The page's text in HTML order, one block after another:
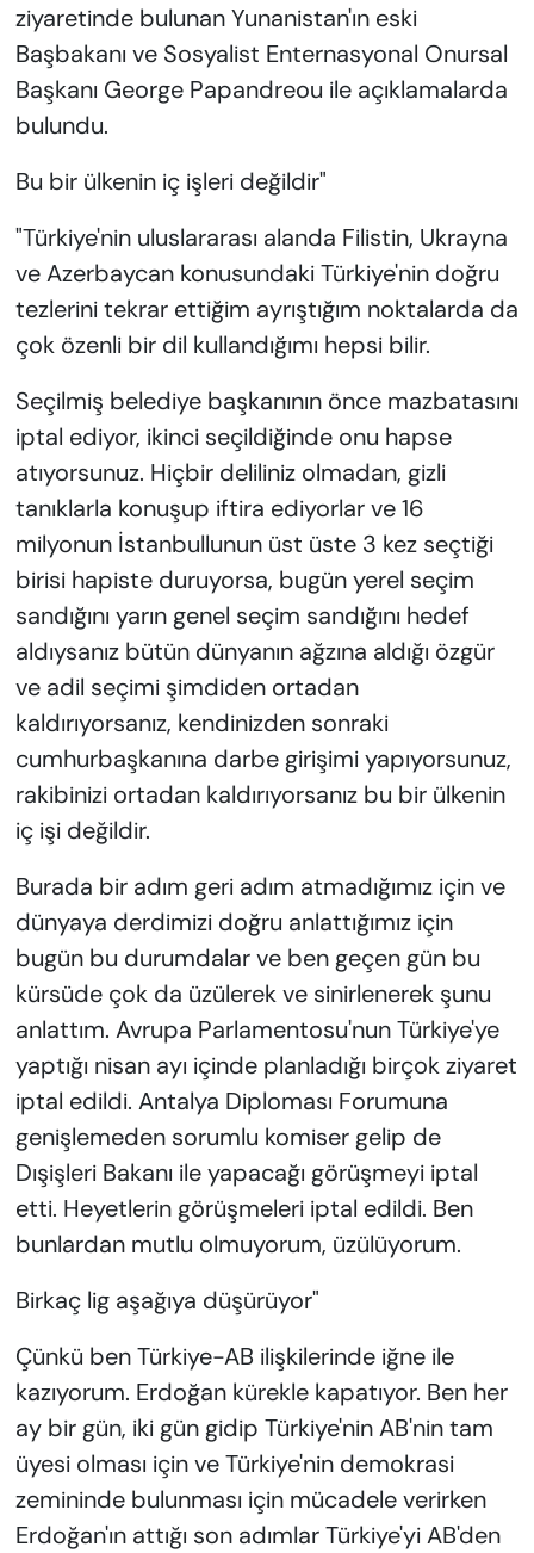
ziyaretinde bulunan Yunanistan'ın eski
Başbakanı ve Sosyalist Enternasyonal Onursal
Başkanı George Papandreou ile açıklamalarda
bulundu.
Bu bir ülkenin iç işleri değildir"
"Türkiye'nin uluslararası alanda Filistin, Ukrayna
ve Azerbaycan konusundaki Türkiye'nin doğru
tezlerini tekrar ettiğim ayrıştığım noktalarda da
çok özenli bir dil kullandığımı hepsi bilir.
Seçilmiş belediye başkanının önce mazbatasını
iptal ediyor, ikinci seçildiğinde onu hapse
atıyorsunuz. Hiçbir deliliniz olmadan, gizli
tanıklarla konuşup iftira ediyorlar ve 16
milyonun İstanbullunun üst üste 3 kez seçtiği
birisi hapiste duruyorsa, bugün yerel seçim
sandığını yarın genel seçim sandığını hedef
aldıysanız bütün dünyanın ağzına aldığı özgür
ve adil seçimi şimdiden ortadan
kaldırıyorsanız, kendinizden sonraki
cumhurbaşkanına darbe girişimi yapıyorsunuz,
rakibinizi ortadan kaldırıyorsanız bu bir ülkenin
iç işi değildir.
Burada bir adım geri adım atmadığımız için ve
dünyaya derdimizi doğru anlattığımız için
bugün bu durumdalar ve ben geçen gün bu
kürsüde çok da üzülerek ve sinirlenerek şunu
anlattım. Avrupa Parlamentosu'nun Türkiye'ye
yaptığı nisan ayı içinde planladığı birçok ziyaret
iptal edildi. Antalya Diploması Forumuna
genişlemeden sorumlu komiser gelip de
Dışişleri Bakanı ile yapacağı görüşmeyi iptal
etti. Heyetlerin görüşmeleri iptal edildi. Ben
bunlardan mutlu olmuyorum, üzülüyorum.
Birkaç lig aşağıya düşürüyor"
Çünkü ben Türkiye-AB ilişkilerinde iğne ile
kazıyorum. Erdoğan kürekle kapatıyor. Ben her
ay bir gün, iki gün gidip Türkiye'nin AB'nin tam
üyesi olması için ve Türkiye'nin demokrasi
zemininde bulunması için mücadele verirken
Erdoğan'ın attığı son adımlar Türkiye'yi AB'den